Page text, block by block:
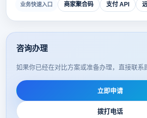
业务快速入口 商家聚合码 支付 API
咨询办理
如果你已经在对比方案或准备办理，直接联系
立即申请
拨打电话